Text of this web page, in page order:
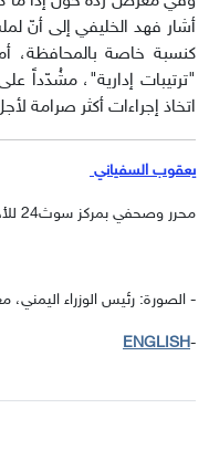
كنسبة خاصة بالمحافظة،
"ترتيبات إدارية"، مشُدّداً
اتخاذ إجراءات أكثر صرامة
يعقوب السفياني
محرر وصحفي بمركز سوث24 للأخبار والدراسات
- الصورة: رئيس الوزراء
-
ENGLISH